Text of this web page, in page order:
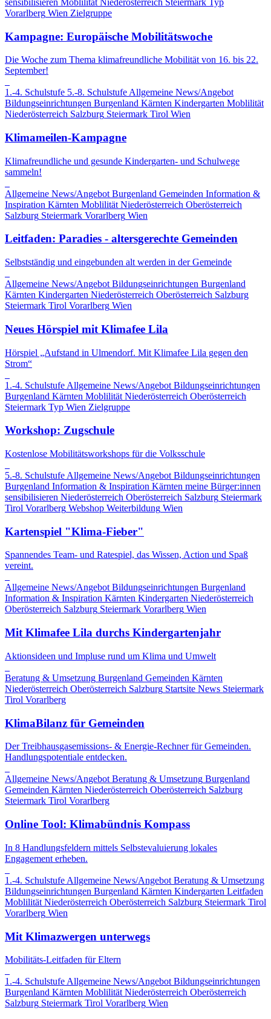
Vorarlberg Wien Zielgruppe
Kampagne: Europäische Mobilitätswoche
Die Woche zum Thema klimafreundliche Mobilität von 16. bis 22.
September!
1.-4. Schulstufe 5.-8. Schulstufe Allgemeine News/Angebot
Bildungseinrichtungen Burgenland Kärnten Kindergarten Moblilität
Niederösterreich Salzburg Steiermark Tirol Wien
Klimameilen-Kampagne
Klimafreundliche und gesunde Kindergarten- und Schulwege
sammeln!
Allgemeine News/Angebot Burgenland Gemeinden Information &
Inspiration Kärnten Moblilität Niederösterreich Oberösterreich
Salzburg Steiermark Vorarlberg Wien
Leitfaden: Paradies - altersgerechte Gemeinden
Selbstständig und eingebunden alt werden in der Gemeinde
Allgemeine News/Angebot Bildungseinrichtungen Burgenland
Kärnten Kindergarten Niederösterreich Oberösterreich Salzburg
Steiermark Tirol Vorarlberg Wien
Neues Hörspiel mit Klimafee Lila
Hörspiel „Aufstand in Ulmendorf. Mit Klimafee Lila gegen den
Strom“
1.-4. Schulstufe Allgemeine News/Angebot Bildungseinrichtungen
Burgenland Kärnten Moblilität Niederösterreich Oberösterreich
Steiermark Typ Wien Zielgruppe
Workshop: Zugschule
Kostenlose Mobilitätsworkshops für die Volksschule
5.-8. Schulstufe Allgemeine News/Angebot Bildungseinrichtungen
Burgenland Information & Inspiration Kärnten meine Bürger:innen
sensibilisieren Niederösterreich Oberösterreich Salzburg Steiermark
Tirol Vorarlberg Webshop Weiterbildung Wien
Kartenspiel "Klima-Fieber"
Spannendes Team- und Ratespiel, das Wissen, Action und Spaß
vereint.
Allgemeine News/Angebot Bildungseinrichtungen Burgenland
Information & Inspiration Kärnten Kindergarten Niederösterreich
Oberösterreich Salzburg Steiermark Vorarlberg Wien
Mit Klimafee Lila durchs Kindergartenjahr
Aktionsideen und Impluse rund um Klima und Umwelt
Beratung & Umsetzung Burgenland Gemeinden Kärnten
Niederösterreich Oberösterreich Salzburg Startsite News Steiermark
Tirol Vorarlberg
KlimaBilanz für Gemeinden
Der Treibhausgasemissions- & Energie-Rechner für Gemeinden.
Handlungspotentiale entdecken.
Allgemeine News/Angebot Beratung & Umsetzung Burgenland
Gemeinden Kärnten Niederösterreich Oberösterreich Salzburg
Steiermark Tirol Vorarlberg
Online Tool: Klimabündnis Kompass
In 8 Handlungsfeldern mittels Selbstevaluierung lokales
Engagement erheben.
1.-4. Schulstufe Allgemeine News/Angebot Beratung & Umsetzung
Bildungseinrichtungen Burgenland Kärnten Kindergarten Leitfaden
Moblilität Niederösterreich Oberösterreich Salzburg Steiermark Tirol
Vorarlberg Wien
Mit Klimazwergen unterwegs
Mobilitäts-Leitfaden für Eltern
1.-4. Schulstufe Allgemeine News/Angebot Bildungseinrichtungen
Burgenland Kärnten Moblilität Niederösterreich Oberösterreich
Salzburg Steiermark Tirol Vorarlberg Wien